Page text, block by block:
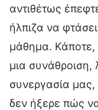
αντιθέτως
ήλπιζα να
μάθημα. Κάποτε,
μια συνάθροιση,
συνεργασία
δεν ήξερε πώς